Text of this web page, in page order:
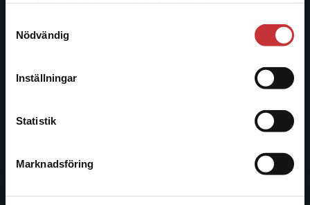
Nödvändig
Inställningar
Statistik
Marknadsföring
studentlitteratur.se via en enhet utanför Sverige.
Vi erbjuder inte leveranser utanför Sverige. För
att kunna slutföra ett köp måste
221 00 Lund
Besöksadress:
Kundservice
046-31 21 00